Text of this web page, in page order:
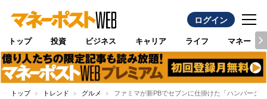
ログイン
トップ 投資 ビジネス キャリア ライフ マネー
トップ トレンド グルメ ファミマが新PBでセブンに仕掛けた「ハンバーグ